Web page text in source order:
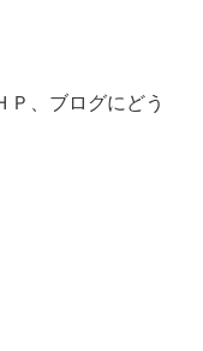
Ｐ、ブログにどう